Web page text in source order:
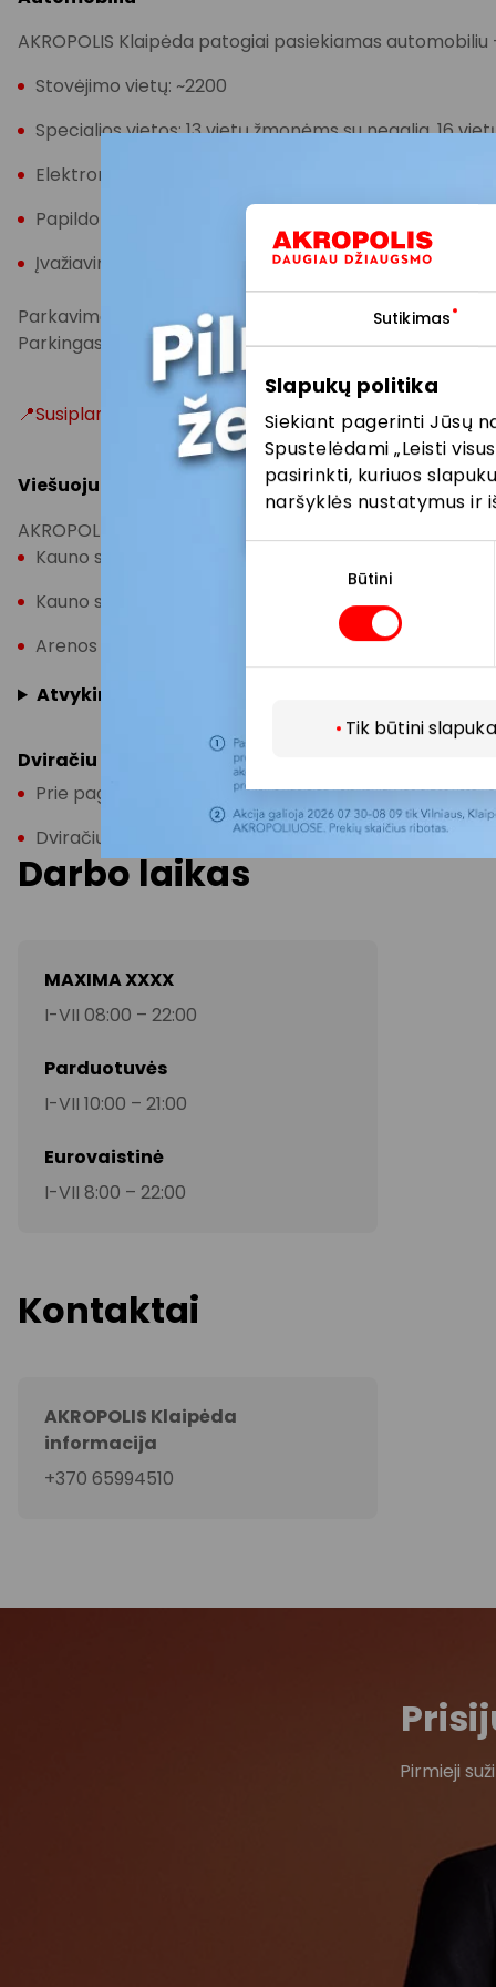
Sutikimas
Slapukų politika
Siekiant pagerinti Jūsų
Spustelėdami „Leisti
pasirinkti, kuriuos
naršyklės nustatymus ir
Būtini
Tik būtini
AKROPOLIS Klaipėda patogiai pasiekiamas
Stovėjimo vietų: ~2200
Specialios vietos: 13 vietų žmonėms su negalia, 16
Elektromobilių įkrovimas: 4 įkrovimo stotelės
Papildomos vietos: 4 vietos autobusams, 5 vietos
Įvažiavimai: iš Taikos pr., Kauno g. ir Dubysos g.
Parkavimas AKROPOLIO stovėjimo aikštelėse yra
Parkingas dirba visą parą, tačiau automobilį galima
📍Susiplanuoti maršrutą
Viešuoju transportu
AKROPOLIS Klaipėda lengvai pasieksite autobusais,
Kauno st. (Taikos pr.) – autobusai: 1A, 2A, 3, 4, 5B, 6, 8, 10,
Kauno st. (Kauno g.) – autobusai: 12, 12A, 22A;
Arenos st. (Taikos pr.) – autobusai: 1A, 2A, 3, 4, 5B, 6, 8,
Atvykimas iš skirtingų miesto dalių – iš miesto
Dviračiu
Prie pagrindinių įėjimų į PPC „AKROPOLIS
Dviračių stovai yra prie įėjimų iš Taikos pr., Kauno g. ir
Darbo laikas
MAXIMA XXXX
I-VII 08:00 – 22:00
Parduotuvės
I-VII 10:00 – 21:00
Eurovaistinė
I-VII 8:00 – 22:00
Kontaktai
AKROPOLIS Klaipėda
informacija
+370 65994510
Pirmieji